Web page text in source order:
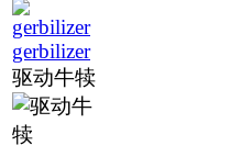
gerbilizer
驱动牛犊